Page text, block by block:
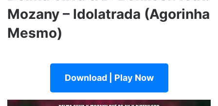
Mozany – Idolatrada (Agorinha
Mesmo)
Download | Play Now